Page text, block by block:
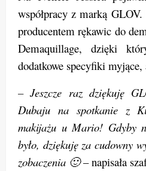
współpracy z marką
producentem rękawic do
Demaquillage, dzięki
dodatkowe specyfiki
– Jeszcze raz dziękuję
Dubaju na spotkanie z
makijażu u Mario! Gdyby
było, dziękuję za cudowny
zobaczenia 🙂– napisała